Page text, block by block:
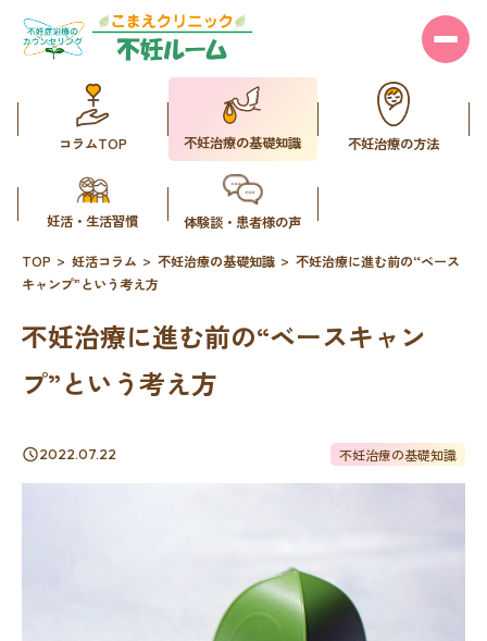
コラムTOP 不妊治療の基礎知識 不妊治療の方法
妊活・生活習慣 体験談・患者様の声
TOP 妊活コラム 不妊治療の基礎知識
不妊治療に進む前の“ベース
キャンプ”という考え方
不妊治療に進む前の“ベースキャン
プ”という考え方
2022.07.22 不妊治療の基礎知識